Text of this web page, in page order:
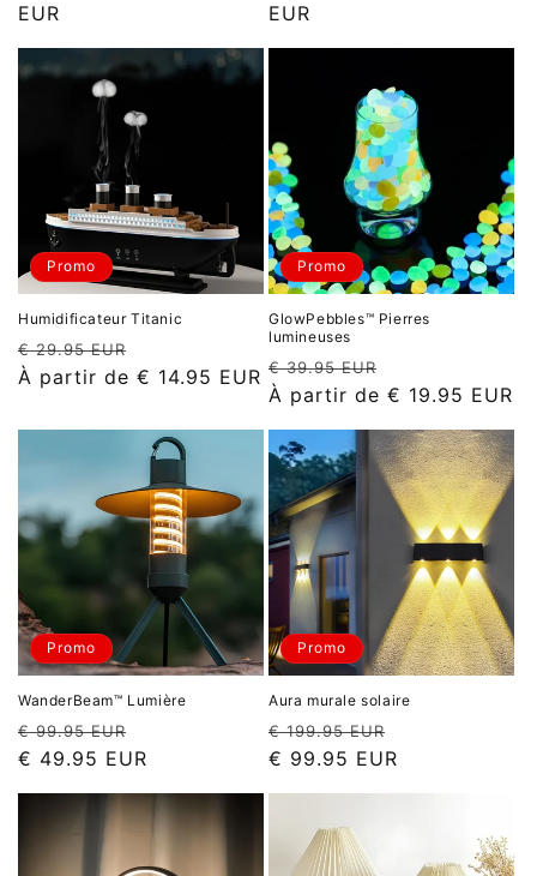
EUR
EUR
Promo
Humidificateur Titanic
Prix
habituel
€ 29.95 EUR
promotionnel
À partir de € 14.95 EUR
Promo
GlowPebbles™ Pierres
lumineuses
Prix
habituel
€ 39.95 EUR
promotionnel
À partir de € 19.95 EUR
Promo
WanderBeam™ Lumière
Prix
habituel
€ 99.95 EUR
promotionnel
€ 49.95 EUR
Promo
Aura murale solaire
Prix
habituel
€ 199.95 EUR
promotionnel
€ 99.95 EUR